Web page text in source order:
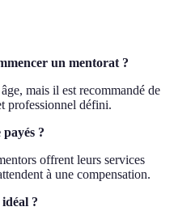
un mentorat ?
mais il est recommandé de
professionnel défini.
?
offrent leurs services
à une compensation.
?